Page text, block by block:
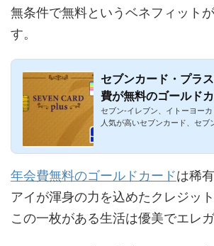
無条件で無料というベネフィット
す。
セブンカード・プラ
費が無料のゴールドカ
セブン-イレブン、イトーヨー
人気が高いセブンカード、セブ
年会費無料のゴールドカードは稀
アイが渾身の力を込めたクレジッ
この一枚がある生活は優美でエレガ